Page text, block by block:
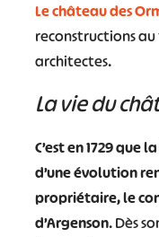
Le château des
reconstructions au
architectes.
La vie du
C’est en 1729 quela
d’une évolution
propriétaire, le
d’Argenson. Dès